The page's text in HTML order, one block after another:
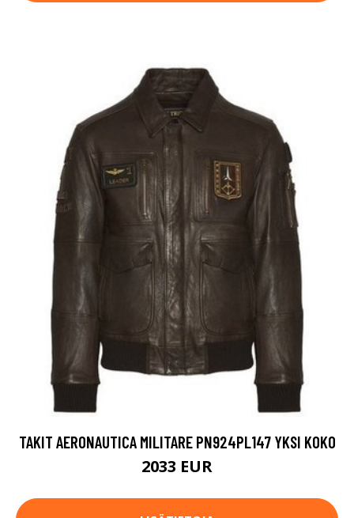
TAKIT AERONAUTICA MILITARE PN924PL147 YKSI KOKO
2033 EUR